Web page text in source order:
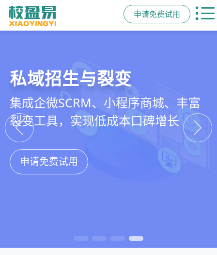
申请免费试用
教培行业CRM
以学员为中心，打通从引流、转化、
教学到复购转介绍的全生命周期增长
引擎
申请免费试用
智能销售漏斗
线索自动分配、标准化跟单、试听转
化分析，打造高绩效招生团队
申请免费试用
精细化客户运营
360°学员画像、自动化服务流程、智
能续费预警，深度挖掘学员长期价值
申请免费试用
私域招生与裂变
集成企微SCRM、小程序商城、丰富
裂变工具，实现低成本口碑增长
申请免费试用